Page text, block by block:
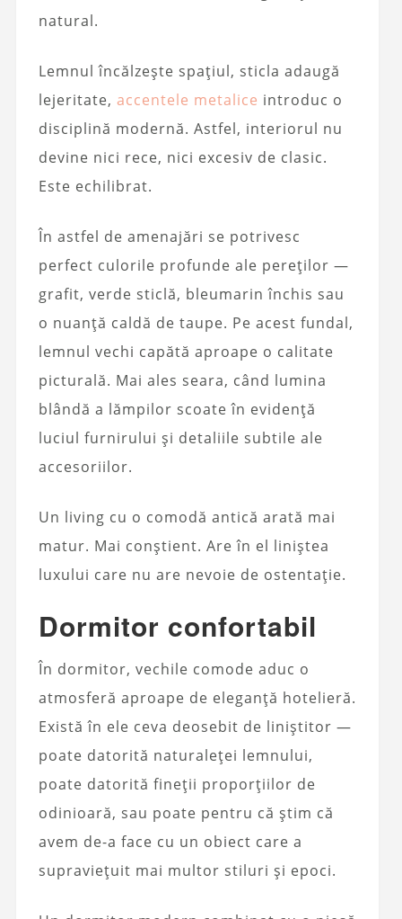
natural.
Lemnul încălzește spațiul, sticla adaugă
lejeritate, accentele metalice introduc o
disciplină modernă. Astfel, interiorul nu
devine nici rece, nici excesiv de clasic.
Este echilibrat.
În astfel de amenajări se potrivesc
perfect culorile profunde ale pereților —
grafit, verde sticlă, bleumarin închis sau
o nuanță caldă de taupe. Pe acest fundal,
lemnul vechi capătă aproape o calitate
picturală. Mai ales seara, când lumina
blândă a lămpilor scoate în evidență
luciul furnirului și detaliile subtile ale
accesoriilor.
Un living cu o comodă antică arată mai
matur. Mai conștient. Are în el liniștea
luxului care nu are nevoie de ostentație.
Dormitor confortabil
În dormitor, vechile comode aduc o
atmosferă aproape de eleganță hotelieră.
Există în ele ceva deosebit de liniștitor —
poate datorită naturaleței lemnului,
poate datorită fineții proporțiilor de
odinioară, sau poate pentru că știm că
avem de-a face cu un obiect care a
supraviețuit mai multor stiluri și epoci.